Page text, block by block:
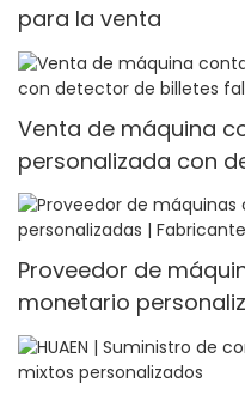
para la venta
Venta de máquina
personalizada con
HUAEN
Proveedor de
monetario
HUAEN